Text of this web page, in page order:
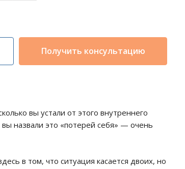
Получить консультацию
вы устали от этого внутреннего
назвали это «потерей себя» — очень
в том, что ситуация касается двоих, но